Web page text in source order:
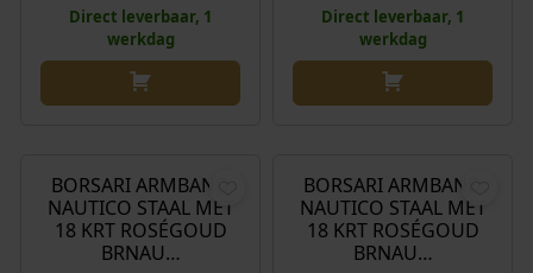
Direct leverbaar, 1
werkdag
Direct leverbaar, 1
werkdag
BORSARI ARMBAND
NAUTICO STAAL MET
18 KRT ROSÉGOUD
BRNAU…
BORSARI ARMBAND
NAUTICO STAAL MET
18 KRT ROSÉGOUD
BRNAU…